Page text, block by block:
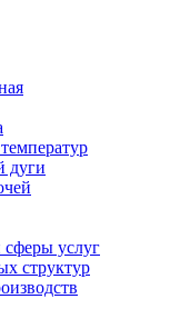
дуги
услуг
структур